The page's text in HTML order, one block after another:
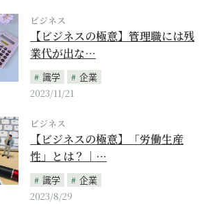
ビジネス
【ビジネスの極意】管理職には残
業代が出な…
識学
企業
2023/11/21
ビジネス
【ビジネスの極意】「労働生産
性」とは？｜…
識学
企業
2023/8/29